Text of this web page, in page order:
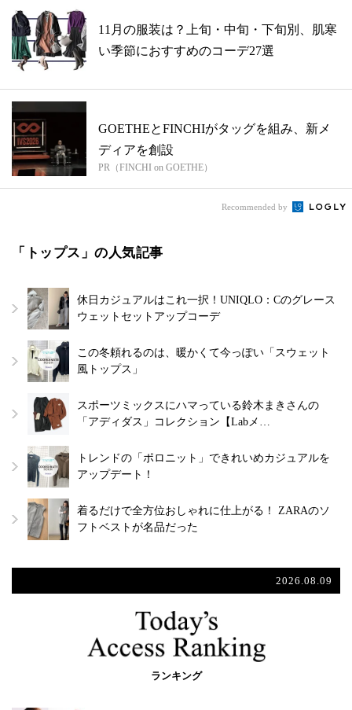
11月の服装は？上旬・中旬・下旬別、肌寒
い季節におすすめのコーデ27選
GOETHEとFINCHIがタッグを組み、新メ
ディアを創設
PR（FINCHI on GOETHE）
Recommended by
「トップス」の人気記事
休日カジュアルはこれ一択！UNIQLO：Cのグレース
ウェットセットアップコーデ
この冬頼れるのは、暖かくて今っぽい「スウェット
風トップス」
スポーツミックスにハマっている鈴木まきさんの
「アディダス」コレクション【Labメ…
トレンドの「ポロニット」できれいめカジュアルを
アップデート！
着るだけで全方位おしゃれに仕上がる！ ZARAのソ
フトベストが名品だった
2026.08.09
ランキング